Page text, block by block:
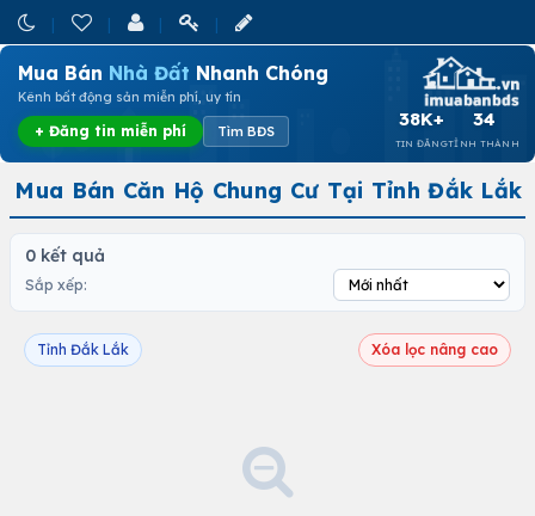
Mua Bán Nhà Đất Nhanh Chóng
Kênh bất động sản miễn phí, uy tín
+ Đăng tin miễn phí Tìm BĐS
38K+
TIN ĐĂNG
34
TỈNH THÀNH
Mua Bán Căn Hộ Chung Cư Tại Tỉnh Đắk Lắk
0 kết quả
Sắp xếp:
Tỉnh Đắk Lắk Xóa lọc nâng cao